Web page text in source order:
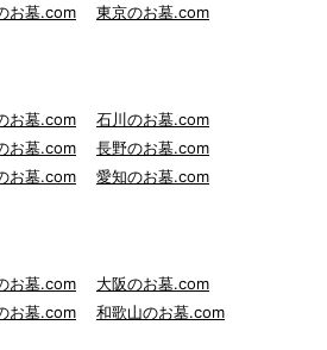
お墓.com
東京のお墓.com
お墓.com
石川のお墓.com
お墓.com
長野のお墓.com
お墓.com
愛知のお墓.com
お墓.com
大阪のお墓.com
お墓.com 和歌山のお墓.com